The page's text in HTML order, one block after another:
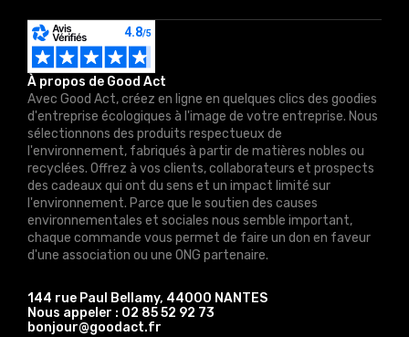
À propos de Good Act
Avec Good Act, créez en ligne en quelques clics des goodies
d'entreprise écologiques à l'image de votre entreprise. Nous
sélectionnons des produits respectueux de
l'environnement, fabriqués à partir de matières nobles ou
recyclées. Offrez à vos clients, collaborateurs et prospects
des cadeaux qui ont du sens et un impact limité sur
l'environnement. Parce que le soutien des causes
environnementales et sociales nous semble important,
chaque commande vous permet de faire un don en faveur
d'une association ou une ONG partenaire.
144 rue Paul Bellamy, 44000 NANTES
Nous appeler : 02 85 52 92 73
bonjour@goodact.fr